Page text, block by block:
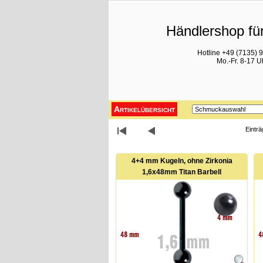
Händlershop
Hotline +49 (7135)
Mo.-Fr. 8-17
Artikelübersicht
4+4 mm Kugeln, ohne Zirkonia
1,6x48mm Titan Barbell